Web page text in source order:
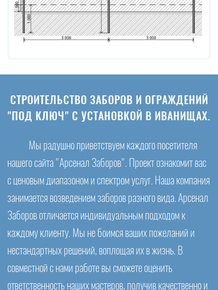
СТРОИТЕЛЬСТВО ЗАБОРОВ И ОГРАЖДЕНИЙ
"ПОД КЛЮЧ" С УСТАНОВКОЙ В ИВАНИЩАХ.
Мы радушно приветствуем каждого посетителя
нашего сайта "Арсенал Заборов". Проект ознакомит вас
с ценовым диапазоном и спектром услуг. Наша компания
занимается возведением заборов разного вида. Арсенал
Заборов отличается индивидуальным подходом к
каждому клиенту. Мы не боимся ваших пожеланий и
нестандартных решений, воплощая их в жизнь. В
совместной с нами работе вы сможете оценить
ответственность наших мастеров, получив качественно и